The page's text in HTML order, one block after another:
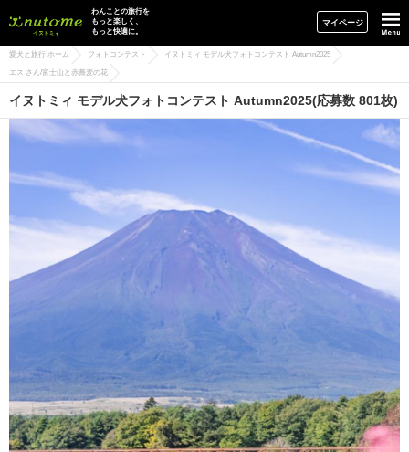
イヌトミィ
わんことの旅行を
もっと楽しく、
もっと快適に。
マイページ
愛犬と旅行 ホーム フォトコンテスト イヌトミィ モデル犬フォトコンテスト Autumn2025
エス さん/富士山と赤蕎麦の花
イヌトミィ モデル犬フォトコンテスト Autumn2025(応募数 801枚)